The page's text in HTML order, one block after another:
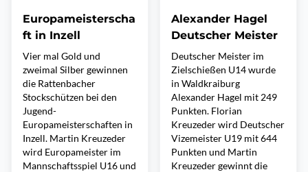
Europameisterscha
ft in Inzell
Vier mal Gold und
zweimal Silber gewinnen
die Rattenbacher
Stockschützen bei den
Jugend-
Europameisterschaften in
Inzell. Martin Kreuzeder
wird Europameister im
Mannschaftsspiel U16 und
Alexander Hagel
Deutscher Meister
Deutscher Meister im
Zielschießen U14 wurde
in Waldkraiburg
Alexander Hagel mit 249
Punkten. Florian
Kreuzeder wird Deutscher
Vizemeister U19 mit 644
Punkten und Martin
Kreuzeder gewinnt die